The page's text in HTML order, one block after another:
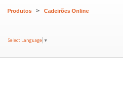
Produtos > Cadeirões Online
Select Language ▼